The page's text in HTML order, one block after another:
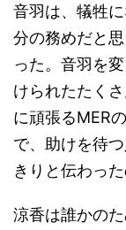
音羽は、犠牲
分の務めだと
った。音羽を
けられたたく
に頑張るMER
で、助けを待
きりと伝わった
涼香は誰かの